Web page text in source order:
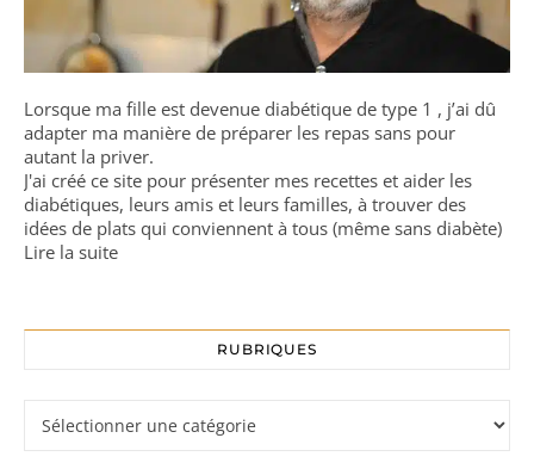
Lorsque ma fille est devenue diabétique de type 1 , j’ai dû
adapter ma manière de préparer les repas sans pour
autant la priver.
J'ai créé ce site pour présenter mes recettes et aider les
diabétiques, leurs amis et leurs familles, à trouver des
idées de plats qui conviennent à tous (même sans diabète)
Lire la suite
RUBRIQUES